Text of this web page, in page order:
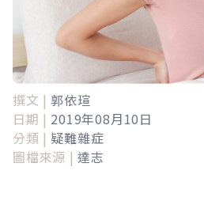
撰文 | 郭依瑄
日期 | 2019年08月10日
分類 | 疑難雜症
圖檔來源 | 達志